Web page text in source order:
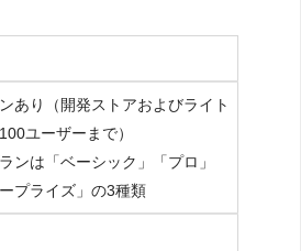
あり（開発ストアおよびライト
ユーザーまで）
ンは「ベーシック」「プロ」
ープライズ」の3種類